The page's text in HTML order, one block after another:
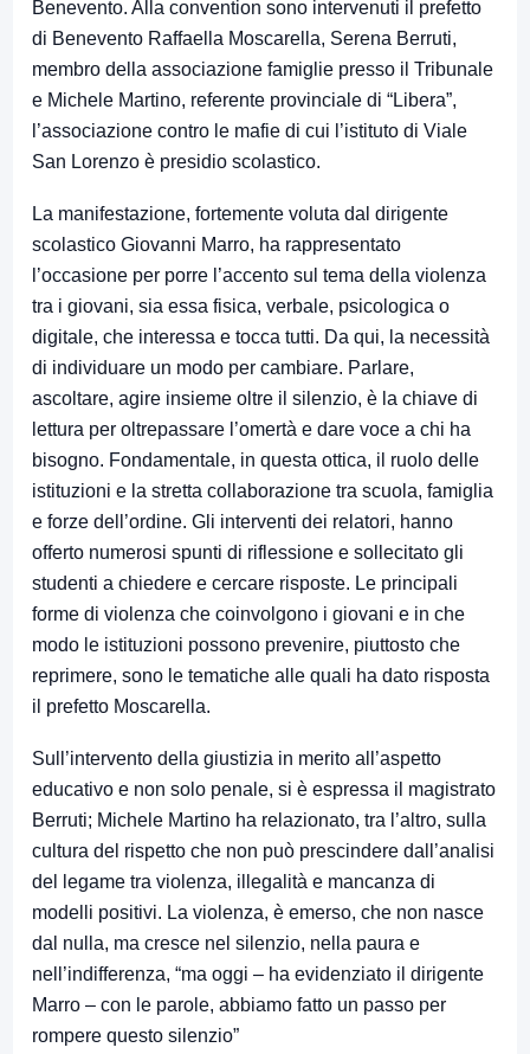
Benevento. Alla convention sono intervenuti il prefetto
di Benevento Raffaella Moscarella, Serena Berruti,
membro della associazione famiglie presso il Tribunale
e Michele Martino, referente provinciale di “Libera”,
l’associazione contro le mafie di cui l’istituto di Viale
San Lorenzo è presidio scolastico.
La manifestazione, fortemente voluta dal dirigente
scolastico Giovanni Marro, ha rappresentato
l’occasione per porre l’accento sul tema della violenza
tra i giovani, sia essa fisica, verbale, psicologica o
digitale, che interessa e tocca tutti. Da qui, la necessità
di individuare un modo per cambiare. Parlare,
ascoltare, agire insieme oltre il silenzio, è la chiave di
lettura per oltrepassare l’omertà e dare voce a chi ha
bisogno. Fondamentale, in questa ottica, il ruolo delle
istituzioni e la stretta collaborazione tra scuola, famiglia
e forze dell’ordine. Gli interventi dei relatori, hanno
offerto numerosi spunti di riflessione e sollecitato gli
studenti a chiedere e cercare risposte. Le principali
forme di violenza che coinvolgono i giovani e in che
modo le istituzioni possono prevenire, piuttosto che
reprimere, sono le tematiche alle quali ha dato risposta
il prefetto Moscarella.
Sull’intervento della giustizia in merito all’aspetto
educativo e non solo penale, si è espressa il magistrato
Berruti; Michele Martino ha relazionato, tra l’altro, sulla
cultura del rispetto che non può prescindere dall’analisi
del legame tra violenza, illegalità e mancanza di
modelli positivi. La violenza, è emerso, che non nasce
dal nulla, ma cresce nel silenzio, nella paura e
nell’indifferenza, “ma oggi – ha evidenziato il dirigente
Marro – con le parole, abbiamo fatto un passo per
rompere questo silenzio”